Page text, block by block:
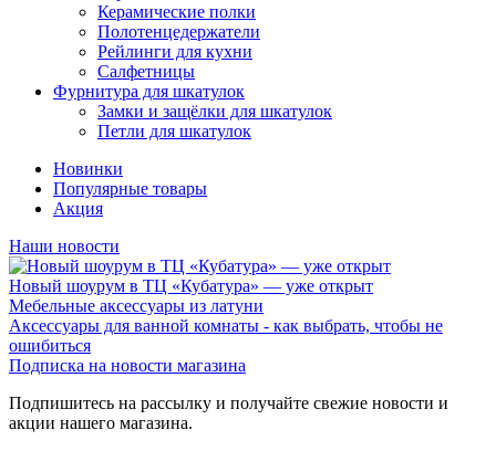
Керамические полки
Полотенцедержатели
Рейлинги для кухни
Салфетницы
Фурнитура для шкатулок
Замки и защёлки для шкатулок
Петли для шкатулок
Новинки
Популярные товары
Акция
Наши новости
Новый шоурум в ТЦ «Кубатура» — уже открыт
Мебельные аксессуары из латуни
Аксессуары для ванной комнаты - как выбрать, чтобы не
ошибиться
Подписка на новости магазина
Подпишитесь на рассылку и получайте свежие новости и
акции нашего магазина.